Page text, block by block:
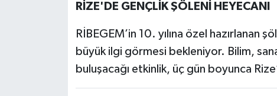
RİZE'DE GENÇLİK ŞÖLENİ HEYECANI
RİBEGEM’in 10. yılına özel hazırlanan
büyük ilgi görmesi bekleniyor. Bilim,
buluşacağı etkinlik, üç gün boyunca